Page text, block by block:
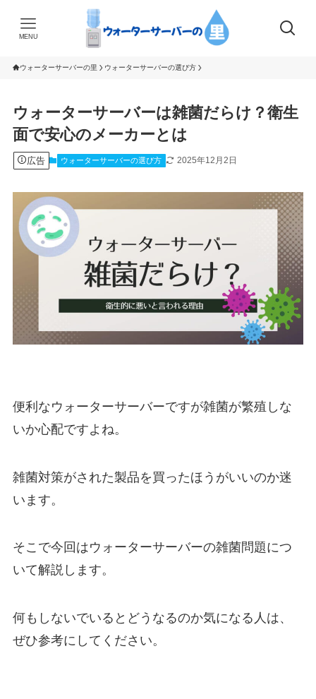
MENU
ウォーターサーバーの里 ウォーターサーバーの選び方
ウォーターサーバーは雑菌だらけ？衛生
面で安心のメーカーとは
広告 ウォーターサーバーの選び方 2025年12月2日
便利なウォーターサーバーですが雑菌が繁殖しな
いか心配ですよね。
雑菌対策がされた製品を買ったほうがいいのか迷
います。
そこで今回はウォーターサーバーの雑菌問題につ
いて解説します。
何もしないでいるとどうなるのか気になる人は、
ぜひ参考にしてください。